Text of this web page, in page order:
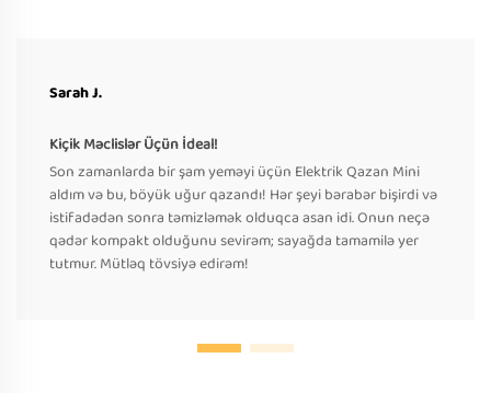
Sarah J.
Kiçik Məclislər Üçün İdeal!
Son zamanlarda bir şam yeməyi üçün Elektrik Qazan Mini
aldım və bu, böyük uğur qazandı! Hər şeyi bərabər bişirdi və
istifadədən sonra təmizləmək olduqca asan idi. Onun neçə
qədər kompakt olduğunu sevirəm; sayağda tamamilə yer
tutmur. Mütləq tövsiyə edirəm!